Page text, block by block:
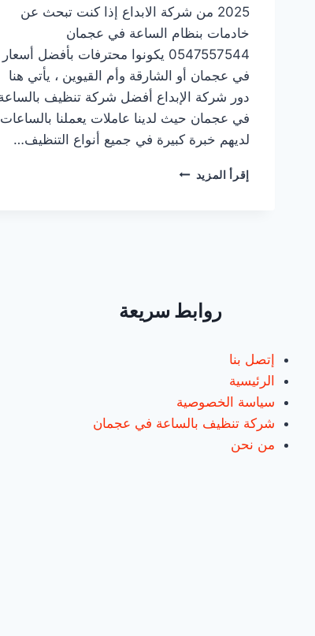
2025 من شركة الابداع إذا كنت تبحث عن
خادمات بنظام الساعة في عجمان
0547557544 يكونوا محترفات بأفضل أسعار
في عجمان أو الشارقة وأم القيوين ، يأتي هنا
دور شركة الإبداع أفضل شركة تنظيف
في عجمان حيث لدينا عاملات يعملنا بالساعات
لديهم خبرة كبيرة في جميع أنواع التنظيف…
إقرأ المزيد خادمات
روابط سريعة
إتصل بنا
الرئيسية
سياسة الخصوصية
شركة تنظيف بالساعة في عجمان
من نحن